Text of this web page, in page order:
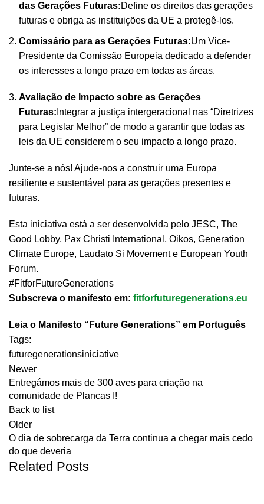
das Gerações Futuras:Define os direitos das gerações
futuras e obriga as instituições da UE a protegê-los.
Comissário para as Gerações Futuras:Um Vice-
Presidente da Comissão Europeia dedicado a defender
os interesses a longo prazo em todas as áreas.
Avaliação de Impacto sobre as Gerações
Futuras: Integrar a justiça intergeracional nas “Diretrizes
para Legislar Melhor” de modo a garantir que todas as
leis da UE considerem o seu impacto a longo prazo.
Junte-se a nós! Ajude-nos a construir uma Europa
resiliente e sustentável para as gerações presentes e
futuras.
Esta iniciativa está a ser desenvolvida pelo JESC, The
Good Lobby, Pax Christi International, Oikos, Generation
Climate Europe, Laudato Si Movement e European Youth
Forum.
#FitforFutureGenerations
Subscreva o manifesto em: fitforfuturegenerations.eu
Leia o Manifesto “Future Generations” em Português
Tags:
futuregenerationsiniciative
Newer
Entregámos mais de 300 aves para criação na
comunidade de Plancas I!
Back to list
Older
O dia de sobrecarga da Terra continua a chegar mais cedo
do que deveria
Related Posts